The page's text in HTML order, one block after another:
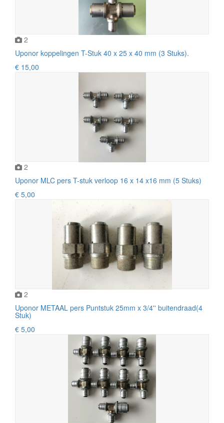
2
Uponor koppelingen T-Stuk 40 x 25 x 40 mm (3 Stuks).
€ 15,00
2
Uponor MLC pers T-stuk verloop 16 x 14 x16 mm (5 Stuks)
€ 5,00
2
Uponor METAAL pers Puntstuk 25mm x 3/4'' buitendraad(4
Stuk)
€ 5,00